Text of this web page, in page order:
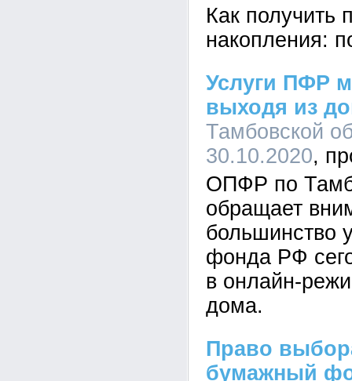
Как получить
накопления:
Услуги ПФР
выходя из
Тамбовской
30.10.2020
ОПФР по
обращает
большинство
фонда РФ
в онлайн-
дома.
Право
бумажный